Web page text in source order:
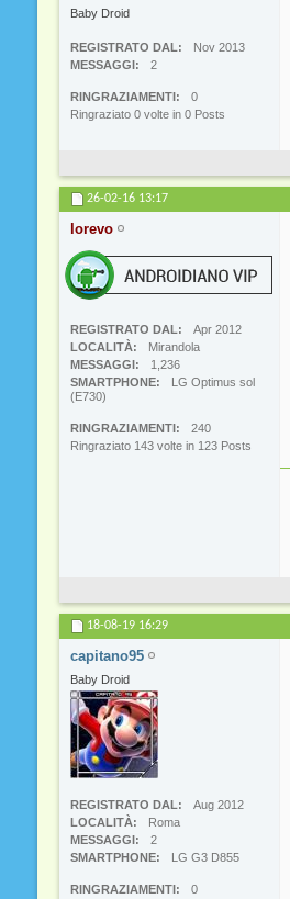
Baby Droid
REGISTRATO DAL
Nov 2013
MESSAGGI
2
RINGRAZIAMENTI
0
Ringraziato 0 volte in 0 Posts
26-02-16 13:17
lorevo
REGISTRATO DAL
Apr 2012
LOCALITÀ
Mirandola
MESSAGGI
1,236
SMARTPHONE
LG Optimus sol
(E730)
RINGRAZIAMENTI
240
Ringraziato 143 volte in 123 Posts
18-08-19 16:29
capitano95
Baby Droid
REGISTRATO DAL
Aug 2012
LOCALITÀ
Roma
MESSAGGI
2
SMARTPHONE
LG G3 D855
RINGRAZIAMENTI
0